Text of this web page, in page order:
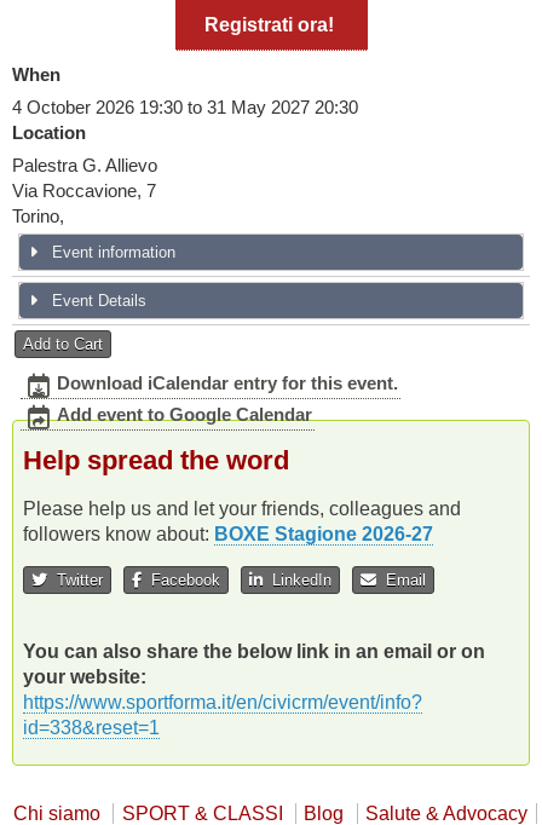
Registrati ora!
When
4 October 2026 19:30 to 31 May 2027 20:30
Location
Palestra G. Allievo
Via Roccavione, 7
Torino,
Event information
Event Details
Add to Cart
Download iCalendar entry for this event.
Add event to Google Calendar
Help spread the word
Please help us and let your friends, colleagues and
followers know about: BOXE Stagione 2026-27
Twitter Facebook LinkedIn Email
You can also share the below link in an email or on
your website:
https://www.sportforma.it/en/civicrm/event/info?
id=338&reset=1
Chi siamo SPORT & CLASSI Blog Salute & Advocacy